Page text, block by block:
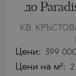
до
КВ.
Цени: 399
Цени на м²: